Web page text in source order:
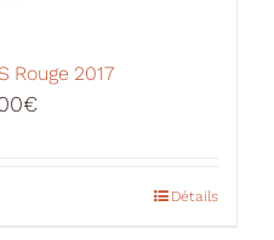
Rouge 2017
€
Détails